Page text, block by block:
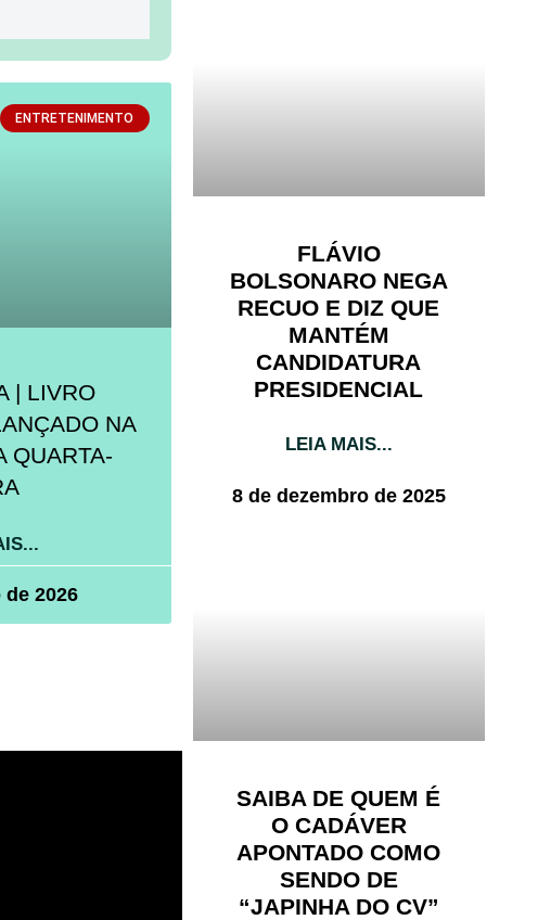
ENTRETENIMENTO
| LIVRO
NA
QUARTA-
2026
FLÁVIO
BOLSONARO NEGA
RECUO E DIZ QUE
MANTÉM
CANDIDATURA
PRESIDENCIAL
LEIA MAIS...
8 de dezembro de 2025
SAIBA DE QUEM É
O CADÁVER
APONTADO COMO
SENDO DE
“JAPINHA DO CV”